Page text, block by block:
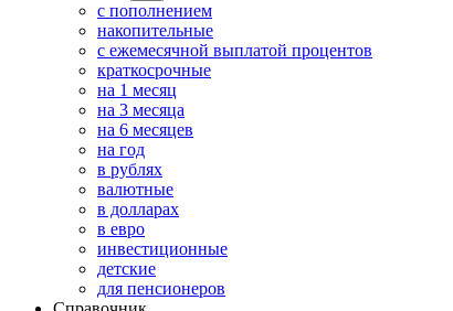
с пополнением
накопительные
с ежемесячной выплатой процентов
краткосрочные
на 1 месяц
на 3 месяца
на 6 месяцев
на год
в рублях
валютные
в долларах
в евро
инвестиционные
детские
для пенсионеров